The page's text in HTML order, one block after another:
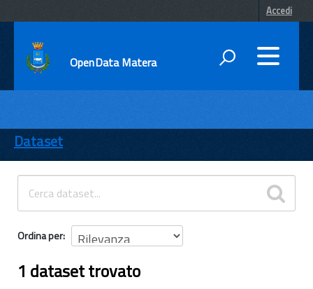
Accedi
OpenData Matera
ENTI
TEMI
INFORMAZIONI
Dataset
Ordina per
1 dataset trovato